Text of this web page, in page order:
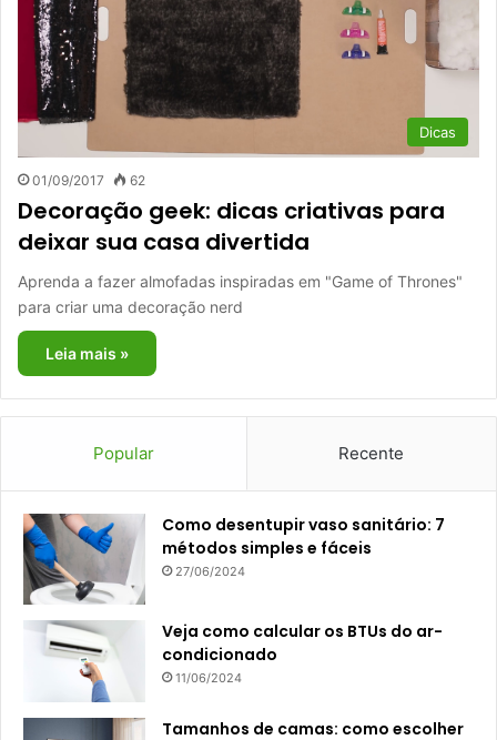
Dicas
01/09/2017 62
Decoração geek: dicas criativas para
deixar sua casa divertida
Aprenda a fazer almofadas inspiradas em "Game of Thrones"
para criar uma decoração nerd
Leia mais »
Popular Recente
Como desentupir vaso sanitário: 7
métodos simples e fáceis
27/06/2024
Veja como calcular os BTUs do ar-
condicionado
11/06/2024
Tamanhos de camas: como escolher